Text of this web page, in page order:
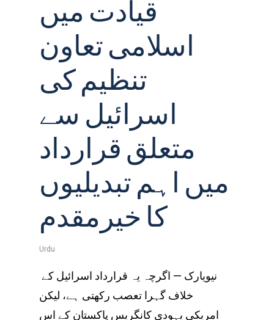
قیادت میں
اسلامی تعاون
تنظیم کی
اسرائیل سے
متعلق قرارداد
میں اہم تبدیلیوں
کا خیرمقدم
Urdu
خلاف گہرا تعصب رکھتی ہے، لیکن
امریکی یہودی کانگریس پاکستان کے اس